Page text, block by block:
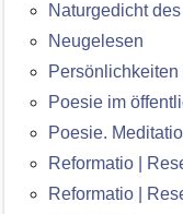
Naturgedicht
Neugelesen
Persönlichkeiten
Poesie im
Poesie.
Reformatio |
Reformatio |